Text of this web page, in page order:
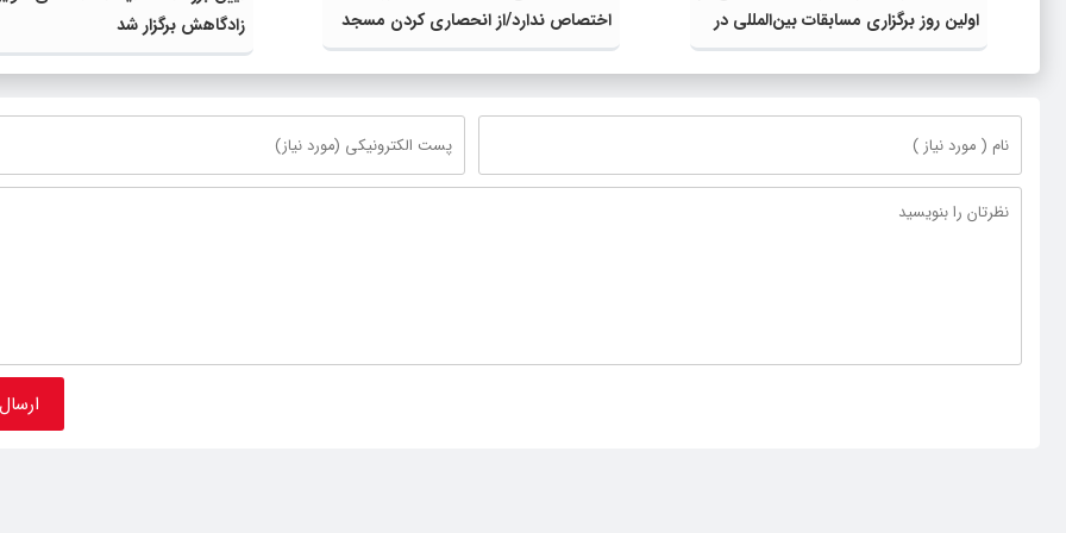
اولین روز برگزاری مسابقات بین‌المللی در
خوی
اختصاص ندارد/از انحصاری کردن مسجد
باید اجتناب کرد
زادگاهش برگزار شد